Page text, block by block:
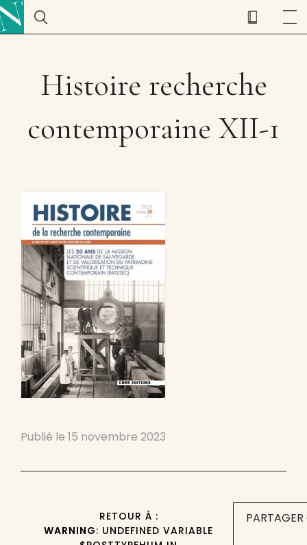
Histoire recherche
contemporaine XII-1
Publié le 15 novembre 2023
RETOUR À :
WARNING: UNDEFINED VARIABLE